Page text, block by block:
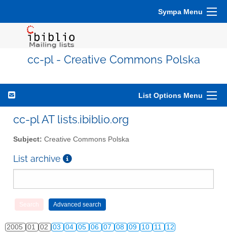
Sympa Menu
cc-pl - Creative Commons Polska
List Options Menu
cc-pl AT lists.ibiblio.org
Subject: Creative Commons Polska
List archive
2005 01 02 03 04 05 06 07 08 09 10 11 12